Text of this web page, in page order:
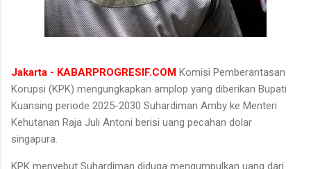
Jakarta - KABARPROGRESIF.COM Komisi Pemberantasan
Korupsi (KPK) mengungkapkan amplop yang diberikan Bupati
Kuansing periode 2025-2030 Suhardiman Amby ke Menteri
Kehutanan Raja Juli Antoni berisi uang pecahan dolar
singapura.
KPK menyebut Suhardiman diduga mengumpulkan uang dari